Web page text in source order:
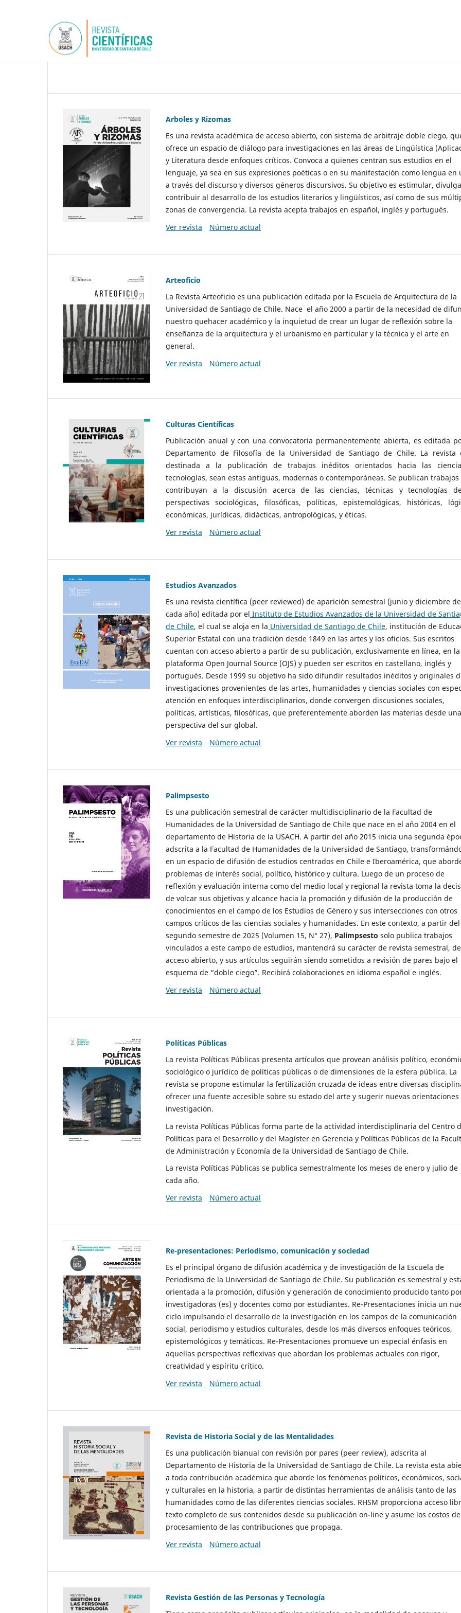
Arboles y Rizomas
Es una revista académica de acceso abierto, con sistema de arbitraje doble ciego,
ofrece un espacio de diálogo para investigaciones en las áreas de Lingüística
y Literatura desde enfoques críticos. Convoca a quienes centran sus estudios en el
lenguaje, ya sea en sus expresiones poéticas o en su manifestación como lengua en
a través del discurso y diversos géneros discursivos. Su objetivo es estimular,
contribuir al desarrollo de los estudios literarios y lingüísticos, así como de sus
zonas de convergencia. La revista acepta trabajos en español, inglés y portugués.
Ver revista
Número actual
Arteoficio
La Revista Arteoficio es una publicación editada por la Escuela de Arquitectura de la
Universidad de Santiago de Chile. Nace el año 2000 a partir de la necesidad de
nuestro quehacer académico y la inquietud de crear un lugar de reflexión sobre la
enseñanza de la arquitectura y el urbanismo en particular y la técnica y el arte en
general.
Ver revista
Número actual
Culturas Científicas
Publicación anual y con una convocatoria permanentemente abierta, es editada
Departamento de Filosofía de la Universidad de Santiago de Chile. La revista
destinada a la publicación de trabajos inéditos orientados hacia las
tecnologías, sean estas antiguas, modernas o contemporáneas. Se publican
contribuyan a la discusión acerca de las ciencias, técnicas y tecnologías
perspectivas sociológicas, filosóficas, políticas, epistemológicas, históricas,
económicas, jurídicas, didácticas, antropológicas, y éticas.
Ver revista
Número actual
Estudios Avanzados
Es una revista científica (peer reviewed) de aparición semestral (junio y diciembre de
cada año) editada por el Instituto de Estudios Avanzados de la Universidad de
de Chile, el cual se aloja en la Universidad de Santiago de Chile, institución de
Superior Estatal con una tradición desde 1849 en las artes y los oficios. Sus escritos
cuentan con acceso abierto a partir de su publicación, exclusivamente en línea, en la
plataforma Open Journal Source (OJS) y pueden ser escritos en castellano, inglés y
portugués. Desde 1999 su objetivo ha sido difundir resultados inéditos y originales
investigaciones provenientes de las artes, humanidades y ciencias sociales con
atención en enfoques interdisciplinarios, donde convergen discusiones sociales,
políticas, artísticas, filosóficas, que preferentemente aborden las materias desde una
perspectiva del sur global.
Ver revista
Número actual
Palimpsesto
Es una publicación semestral de carácter multidisciplinario de la Facultad de
Humanidades de la Universidad de Santiago de Chile que nace en el año 2004 en el
departamento de Historia de la USACH. A partir del año 2015 inicia una segunda
adscrita a la Facultad de Humanidades de la Universidad de Santiago,
en un espacio de difusión de estudios centrados en Chile e Iberoamérica, que
problemas de interés social, político, histórico y cultura. Luego de un proceso de
reflexión y evaluación interna como del medio local y regional la revista toma la
de volcar sus objetivos y alcance hacia la promoción y difusión de la producción de
conocimientos en el campo de los Estudios de Género y sus intersecciones con otros
campos críticos de las ciencias sociales y humanidades. En este contexto, a partir del
segundo semestre de 2025 (Volumen 15, N° 27), Palimpsesto solo publica trabajos
vinculados a este campo de estudios, mantendrá su carácter de revista semestral, de
acceso abierto, y sus artículos seguirán siendo sometidos a revisión de pares bajo el
esquema de “doble ciego”. Recibirá colaboraciones en idioma español e inglés.
Ver revista
Número actual
Políticas Públicas
La revista Políticas Públicas presenta artículos que provean análisis político,
sociológico o jurídico de políticas públicas o de dimensiones de la esfera pública. La
revista se propone estimular la fertilización cruzada de ideas entre diversas
ofrecer una fuente accesible sobre su estado del arte y sugerir nuevas orientaciones
investigación.
La revista Políticas Públicas forma parte de la actividad interdisciplinaria del Centro
Políticas para el Desarrollo y del Magíster en Gerencia y Políticas Públicas de la
de Administración y Economía de la Universidad de Santiago de Chile.
La revista Políticas Públicas se publica semestralmente los meses de enero y julio de
cada año.
Ver revista
Número actual
Re-presentaciones: Periodismo, comunicación y sociedad
Es el principal órgano de difusión académica y de investigación de la Escuela de
Periodismo de la Universidad de Santiago de Chile. Su publicación es semestral y
orientada a la promoción, difusión y generación de conocimiento producido tanto
investigadoras (es) y docentes como por estudiantes. Re-Presentaciones inicia un
ciclo impulsando el desarrollo de la investigación en los campos de la comunicación
social, periodismo y estudios culturales, desde los más diversos enfoques teóricos,
epistemológicos y temáticos. Re-Presentaciones promueve un especial énfasis en
aquellas perspectivas reflexivas que abordan los problemas actuales con rigor,
creatividad y espíritu crítico.
Ver revista
Número actual
Revista de Historia Social y de las Mentalidades
Es una publicación bianual con revisión por pares (peer review), adscrita al
Departamento de Historia de la Universidad de Santiago de Chile. La revista esta
a toda contribución académica que aborde los fenómenos políticos, económicos,
y culturales en la historia, a partir de distintas herramientas de análisis tanto de las
humanidades como de las diferentes ciencias sociales. RHSM proporciona acceso
texto completo de sus contenidos desde su publicación on-line y asume los costos de
procesamiento de las contribuciones que propaga.
Ver revista
Número actual
Revista Gestión de las Personas y Tecnología